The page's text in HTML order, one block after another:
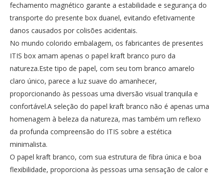
fechamento magnético garante a estabilidade e segurança do
transporte do presente box duanel, evitando efetivamente
danos causados ​​por colisões acidentais.
No mundo colorido embalagem, os fabricantes de presentes
ITIS box amam apenas o papel kraft branco puro da
natureza.Este tipo de papel, com seu tom branco amarelo
claro único, parece a luz suave do amanhecer,
proporcionando às pessoas uma diversão visual tranquila e
confortável.A seleção do papel kraft branco não é apenas uma
homenagem à beleza da natureza, mas também um reflexo
da profunda compreensão do ITIS sobre a estética
minimalista.
O papel kraft branco, com sua estrutura de fibra única e boa
flexibilidade, proporciona às pessoas uma sensação de calor e